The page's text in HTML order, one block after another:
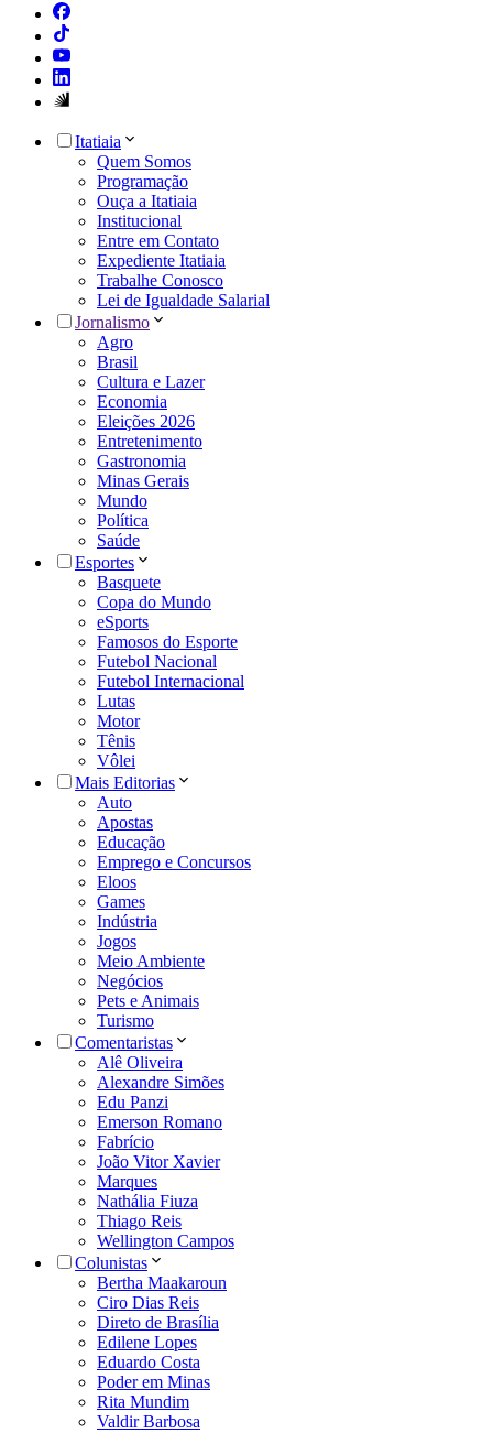
Itatiaia
Quem Somos
Programação
Ouça a Itatiaia
Institucional
Entre em Contato
Expediente Itatiaia
Trabalhe Conosco
Lei de Igualdade Salarial
Jornalismo
Agro
Brasil
Cultura e Lazer
Economia
Eleições 2026
Entretenimento
Gastronomia
Minas Gerais
Mundo
Política
Saúde
Esportes
Basquete
Copa do Mundo
eSports
Famosos do Esporte
Futebol Nacional
Futebol Internacional
Lutas
Motor
Tênis
Vôlei
Mais Editorias
Auto
Apostas
Educação
Emprego e Concursos
Eloos
Games
Indústria
Jogos
Meio Ambiente
Negócios
Pets e Animais
Turismo
Comentaristas
Alê Oliveira
Alexandre Simões
Edu Panzi
Emerson Romano
Fabrício
João Vitor Xavier
Marques
Nathália Fiuza
Thiago Reis
Wellington Campos
Colunistas
Bertha Maakaroun
Ciro Dias Reis
Direto de Brasília
Edilene Lopes
Eduardo Costa
Poder em Minas
Rita Mundim
Valdir Barbosa